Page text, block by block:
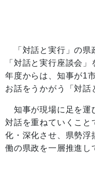
「対話と実行」の県
「対話と実行座談会
年度からは、知事が1
お話をうかがう「対話
知事が現場に足を運
対話を重ねていくこと
化・深化させ、県勢浮
働の県政を一層推進し